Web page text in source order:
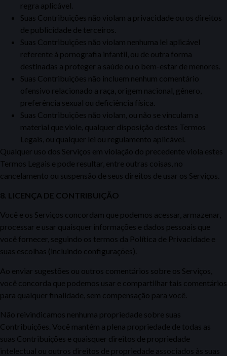
regra aplicável.
Suas Contribuições não violam a privacidade ou os direitos
de publicidade de terceiros.
Suas Contribuições não violam nenhuma lei aplicável
referente à pornografia infantil, ou de outra forma
destinadas a proteger a saúde ou o bem-estar de menores.
Suas Contribuições não incluem nenhum comentário
ofensivo relacionado a raça, origem nacional, gênero,
preferência sexual ou deficiência física.
Suas Contribuições não violam, ou não se vinculam a
material que viole, qualquer disposição destes Termos
Legais, ou qualquer lei ou regulamento aplicável.
Qualquer uso dos Serviços em violação do precedente viola estes
Termos Legais e pode resultar, entre outras coisas, no
cancelamento ou suspensão de seus direitos de usar os Serviços.
8. LICENÇA DE CONTRIBUIÇÃO
Você e os Serviços concordam que podemos acessar, armazenar,
processar e usar quaisquer informações e dados pessoais que
você fornecer, seguindo os termos da Política de Privacidade e
suas escolhas (incluindo configurações).
Ao enviar sugestões ou outros comentários sobre os Serviços,
você concorda que podemos usar e compartilhar tais comentários
para qualquer finalidade, sem compensação para você.
Não reivindicamos nenhuma propriedade sobre suas
Contribuições. Você mantém a plena propriedade de todas as
suas Contribuições e quaisquer direitos de propriedade
intelectual ou outros direitos de propriedade associados às suas